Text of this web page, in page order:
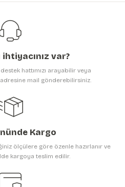
ederiz.
görüntülenemiyor.
Gönder
ihtiyacınız var?
hattımızı arayabilir veya
mail gönderebilirsiniz.
Kargo
ölçülere göre özenle hazırlanır ve
kargoya teslim edilir.